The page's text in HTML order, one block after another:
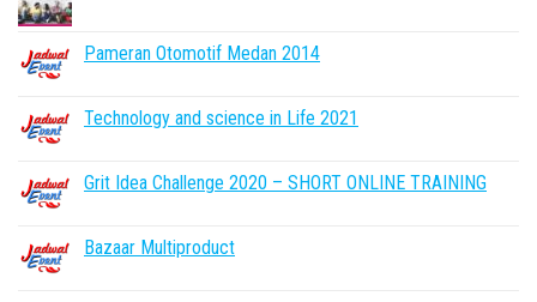
Pameran Otomotif Medan 2014
Technology and science in Life 2021
Grit Idea Challenge 2020 – SHORT ONLINE TRAINING
Bazaar Multiproduct